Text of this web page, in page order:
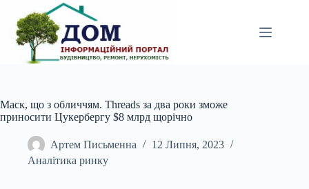
вмісту
Маск, що з обличчям. Threads за два роки зможе
приносити Цукербергу $8 млрд щорічно
Артем Письменна
12 Липня, 2023
Аналітика ринку